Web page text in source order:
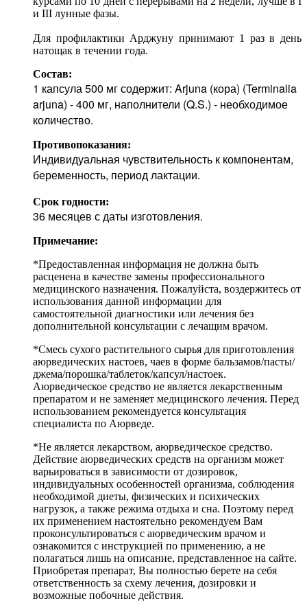
и III лунные фазы.
Для профилактики Арджуну принимают 1 раз в день
натощак в течении года.
Состав:
1 капсула 500 мг содержит: Arjuna (кора) (Terminalia
arjuna) - 400 мг, наполнители (Q.S.) - необходимое
количество.
Противопоказания:
Индивидуальная чувствительность к компонентам,
беременность, период лактации.
Срок годности:
36 месяцев с даты изготовления.
Примечание:
*Предоставленная информация не должна быть
расценена в качестве замены профессионального
медицинского назначения. Пожалуйста, воздержитесь от
использования данной информации для
самостоятельной диагностики или лечения без
дополнительной консультации с лечащим врачом.
*Смесь сухого растительного сырья для приготовления
аюрведических настоев, чаев в форме бальзамов/пасты/
джема/порошка/таблеток/капсул/настоек.
Аюрведическое средство не является лекарственным
препаратом и не заменяет медицинского лечения. Перед
использованием рекомендуется консультация
специалиста по Аюрведе.
*Не является лекарством, аюрведическое средство.
Действие аюрведических средств на организм может
варьироваться в зависимости от дозировок,
индивидуальных особенностей организма, соблюдения
необходимой диеты, физических и психических
нагрузок, а также режима отдыха и сна. Поэтому перед
их применением настоятельно рекомендуем Вам
проконсультироваться с аюрведическим врачом и
ознакомится с инструкцией по применению, а не
полагаться лишь на описание, представленное на сайте.
Приобретая препарат, Вы полностью берете на себя
ответственность за схему лечения, дозировки и
возможные побочные действия.